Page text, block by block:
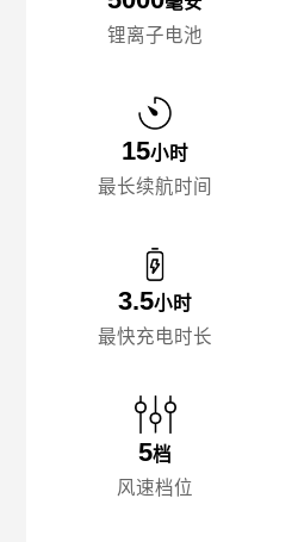
锂离子电池
15小时
最长续航时间
3.5小时
最快充电时长
5档
风速档位